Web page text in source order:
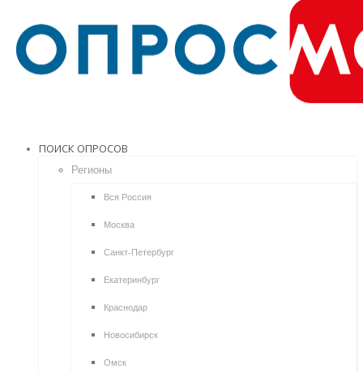
ПОИСК ОПРОСОВ
Регионы
Вся Россия
Москва
Санкт-Петербург
Екатеринбург
Краснодар
Новосибирск
Омск